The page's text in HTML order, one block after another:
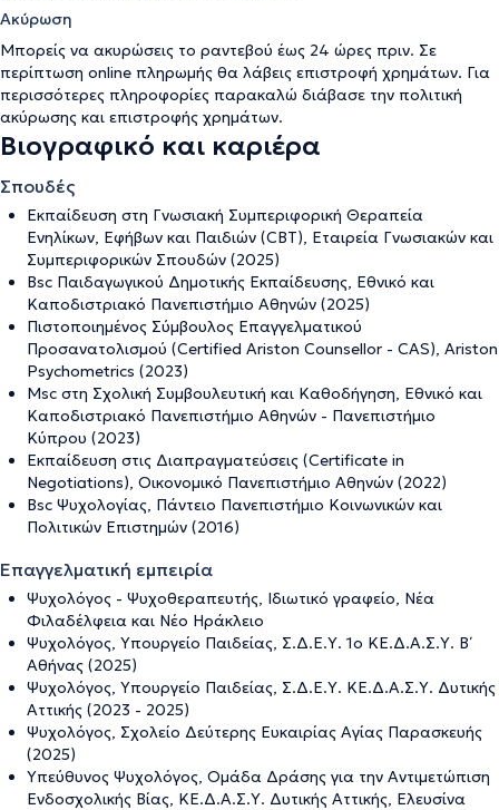
Ακύρωση
Μπορείς να ακυρώσεις το ραντεβού έως 24 ώρες πριν. Σε
περίπτωση online πληρωμής θα λάβεις επιστροφή χρημάτων. Για
περισσότερες πληροφορίες παρακαλώ διάβασε την πολιτική
ακύρωσης και επιστροφής χρημάτων.
Βιογραφικό και καριέρα
Σπουδές
Εκπαίδευση στη Γνωσιακή Συμπεριφορική Θεραπεία
Ενηλίκων, Εφήβων και Παιδιών (CBT), Εταιρεία Γνωσιακών και
Συμπεριφορικών Σπουδών (2025)
Bsc Παιδαγωγικού Δημοτικής Εκπαίδευσης, Εθνικό και
Καποδιστριακό Πανεπιστήμιο Αθηνών (2025)
Πιστοποιημένος Σύμβουλος Επαγγελματικού
Προσανατολισμού (Certified Ariston Counsellor - CAS), Ariston
Psychometrics (2023)
Msc στη Σχολική Συμβουλευτική και Καθοδήγηση, Εθνικό και
Καποδιστριακό Πανεπιστήμιο Αθηνών - Πανεπιστήμιο
Κύπρου (2023)
Εκπαίδευση στις Διαπραγματεύσεις (Certificate in
Negotiations), Οικονομικό Πανεπιστήμιο Αθηνών (2022)
Bsc Ψυχολογίας, Πάντειο Πανεπιστήμιο Κοινωνικών και
Πολιτικών Επιστημών (2016)
Επαγγελματική εμπειρία
Ψυχολόγος - Ψυχοθεραπευτής, Ιδιωτικό γραφείο, Νέα
Φιλαδέλφεια και Νέο Ηράκλειο
Ψυχολόγος, Υπουργείο Παιδείας, Σ.Δ.Ε.Υ. 1ο ΚΕ.Δ.Α.Σ.Υ. Β΄
Αθήνας (2025)
Ψυχολόγος, Υπουργείο Παιδείας, Σ.Δ.Ε.Υ. ΚΕ.Δ.Α.Σ.Υ. Δυτικής
Αττικής (2023 - 2025)
Ψυχολόγος, Σχολείο Δεύτερης Ευκαιρίας Αγίας Παρασκευής
(2025)
Υπεύθυνος Ψυχολόγος, Ομάδα Δράσης για την Αντιμετώπιση
Ενδοσχολικής Βίας, ΚΕ.Δ.Α.Σ.Υ. Δυτικής Αττικής, Ελευσίνα